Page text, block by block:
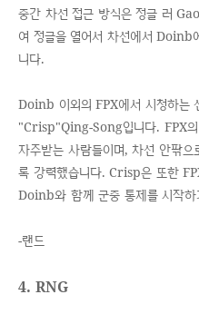
중간 차선 접근 방식은 정글 러
여 정글을 열어서 차선에서 Doinb
니다.
Doinb 이외의 FPX에서 시청하
"Crisp"Qing-Song입니다. FPX
자주받는 사람들이며, 차선 안팎
록 강력했습니다. Crisp은 또한
Doinb와 함께 군중 통제를 시작하
-랜드
4. RNG